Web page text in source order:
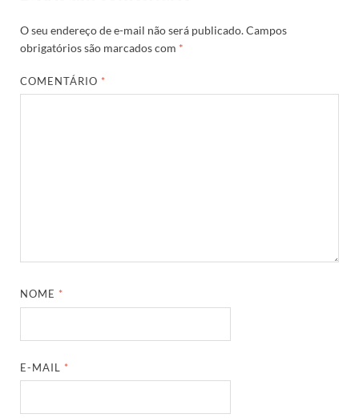
O seu endereço de e-mail não será publicado.Campos
obrigatórios são marcados com *
COMENTÁRIO *
NOME *
E-MAIL *